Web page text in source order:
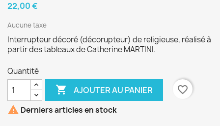
22,00 €
Aucune taxe
Interrupteur décoré (décorupteur) de religieuse, réalisé à
partir des tableaux de Catherine MARTINI.
Quantité
 AJOUTER AU PANIER
favorite_border
 Derniers articles en stock